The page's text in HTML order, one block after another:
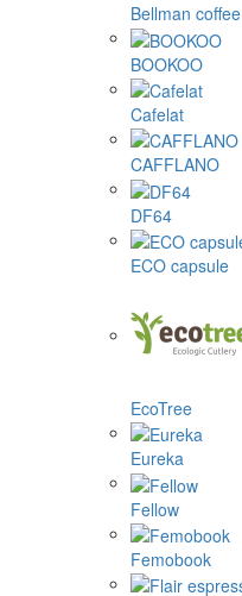
Bellman coffee
BOOKOO
Cafelat
CAFFLANO
DF64
ECO capsule
EcoTree
Eureka
Fellow
Femobook